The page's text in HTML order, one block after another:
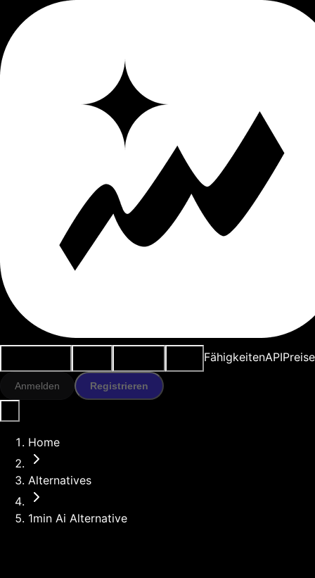
FähigkeitenAPIPreise
Anmelden Registrieren
Home
Alternatives
1min Ai Alternative